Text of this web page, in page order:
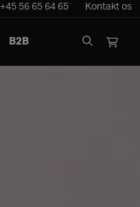
+45 56 65 64 65 Kontakt os
B2B